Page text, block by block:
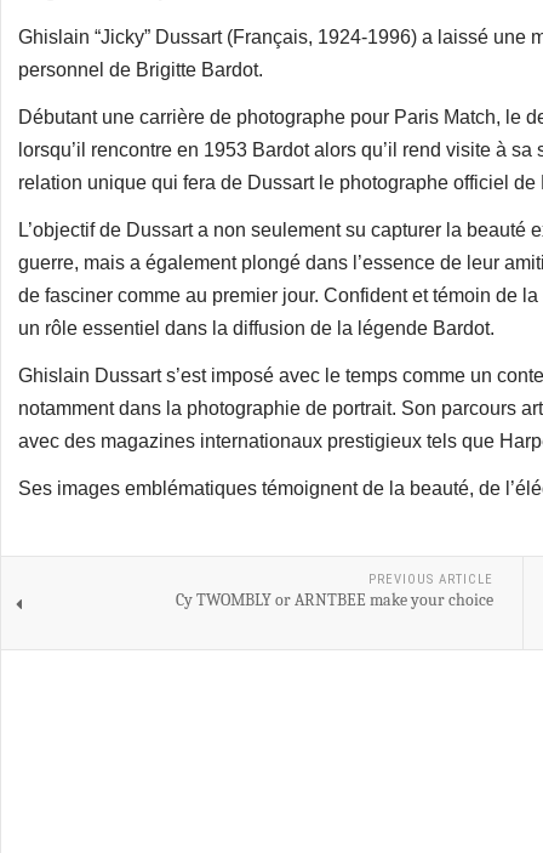
Ghislain “Jicky” Dussart (Français, 1924-1996) a laissé une
personnel de Brigitte Bardot.
Débutant une carrière de photographe pour Paris Match, le
lorsqu’il rencontre en 1953 Bardot alors qu’il rend visite à
relation unique qui fera de Dussart le photographe officiel
L’objectif de Dussart a non seulement su capturer la beauté
guerre, mais a également plongé dans l’essence de leur
de fasciner comme au premier jour. Confident et témoin de
un rôle essentiel dans la diffusion de la légende Bardot.
Ghislain Dussart s’est imposé avec le temps comme un
notamment dans la photographie de portrait. Son parcours
avec des magazines internationaux prestigieux tels que
Ses images emblématiques témoignent de la beauté, de
PREVIOUS ARTICLE
Cy TWOMBLY or ARNTBEE make your choice